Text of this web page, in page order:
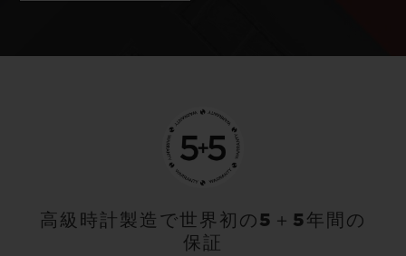
高級時計製造で世界初の5＋5年間の
保証